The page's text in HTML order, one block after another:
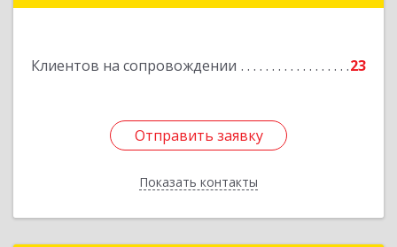
Клиентов на сопровождении 23
Отправить заявку
Показать контакты
Отправить заявку
Назад